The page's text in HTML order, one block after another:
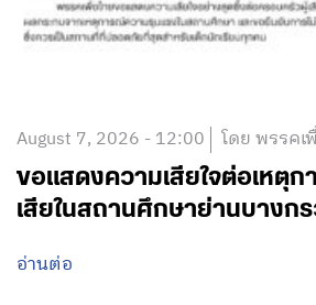
August 7, 2026 - 12:00 โดย พรรคเ
ขอแสดงความเสียใจต่อเหตุ
เสียในสถานศึกษาย่านบางก
อ่านต่อ